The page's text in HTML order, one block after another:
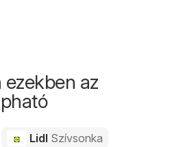
ezekben az
Lidl Szívsonka